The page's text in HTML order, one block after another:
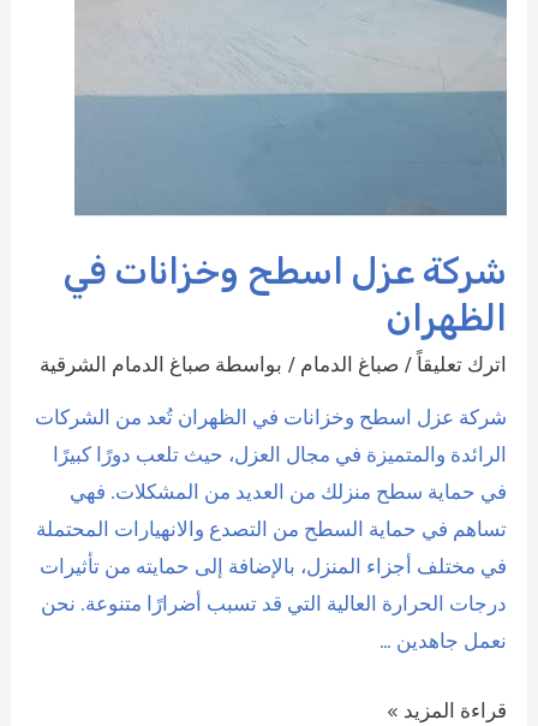
شركة عزل اسطح وخزانات في
الظهران
اترك تعليقاً /صباغ الدمام / بواسطة صباغ الدمام الشرقية
شركة عزل اسطح وخزانات في الظهران تُعد من الشركات
الرائدة والمتميزة في مجال العزل، حيث تلعب دورًا كبيرًا
في حماية سطح منزلك من العديد من المشكلات. فهي
تساهم في حماية السطح من التصدع والانهيارات المحتملة
في مختلف أجزاء المنزل، بالإضافة إلى حمايته من تأثيرات
درجات الحرارة العالية التي قد تسبب أضرارًا متنوعة. نحن
نعمل جاهدين …
شركة
قراءة المزيد »